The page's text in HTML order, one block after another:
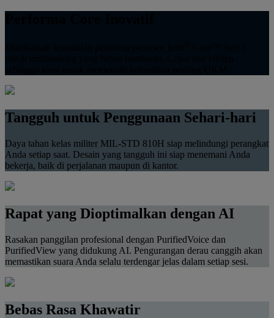
Tangguh untuk Penggunaan Sehari-hari
Daya tahan kelas militer MIL-STD 810H siap melindungi perangkat
Anda setiap saat. Desain yang tangguh ini siap menemani Anda
bekerja, baik di perjalanan maupun di kantor.
Rapat yang Dioptimalkan dengan AI
Rasakan panggilan profesional dengan PurifiedVoice dan
PurifiedView yang didukung AI. Pengurangan derau canggih akan
memastikan suara Anda selalu terdengar jelas dalam setiap sesi.
Bebas Rasa Khawatir